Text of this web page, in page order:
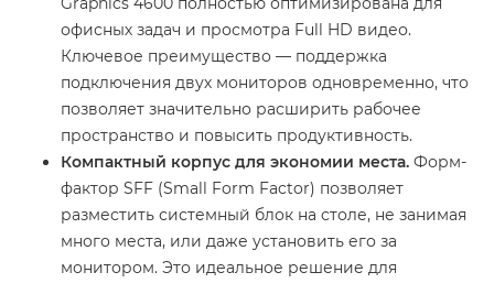
офисных задач и просмотра Full HD видео.
Ключевое преимущество — поддержка
подключения двух мониторов одновременно, что
позволяет значительно расширить рабочее
пространство и повысить продуктивность.
Компактный корпус для экономии места. Форм-
фактор SFF (Small Form Factor) позволяет
разместить системный блок на столе, не занимая
много места, или даже установить его за
монитором. Это идеальное решение для